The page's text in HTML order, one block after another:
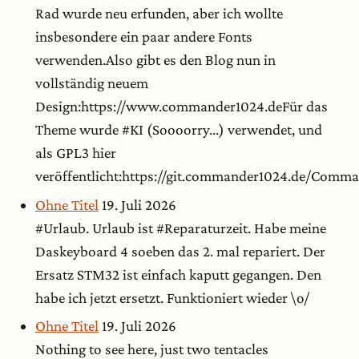
Rad wurde neu erfunden, aber ich wollte
insbesondere ein paar andere Fonts
verwenden.Also gibt es den Blog nun in
vollständig neuem
Design:https://www.commander1024.deFür das
Theme wurde #KI (Soooorry...) verwendet, und
als GPL3 hier
veröffentlicht:https://git.commander1024.de/
Ohne Titel 19. Juli 2026
#Urlaub. Urlaub ist #Reparaturzeit. Habe meine
Daskeyboard 4 soeben das 2. mal repariert. Der
Ersatz STM32 ist einfach kaputt gegangen. Den
habe ich jetzt ersetzt. Funktioniert wieder \o/
Ohne Titel 19. Juli 2026
Nothing to see here, just two tentacles